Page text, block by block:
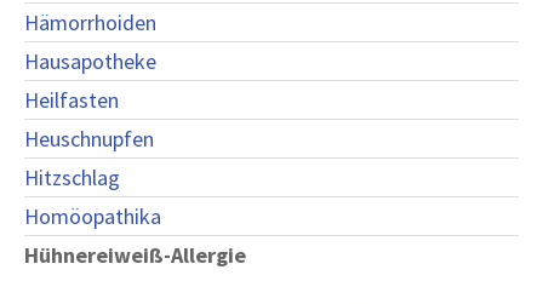
Hämorrhoiden
Hausapotheke
Heilfasten
Heuschnupfen
Hitzschlag
Homöopathika
Hühnereiweiß-Allergie